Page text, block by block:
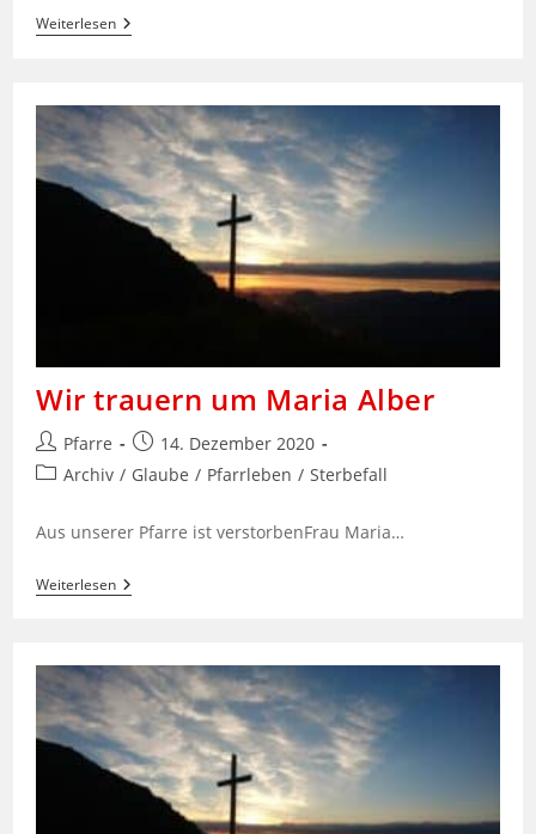
WeiterlesenWir
Trauern
Kresser,
Thal
Wir trauern um Maria Alber
Beitrags-
Autor:
Pfarre
Beitrag
veröffentlicht:
14. Dezember 2020
Beitrags-
Archiv / Glaube / Pfarrleben / Sterbefall
Aus unserer Pfarre ist verstorbenFrau Maria…
WeiterlesenWir
Trauern
Alber